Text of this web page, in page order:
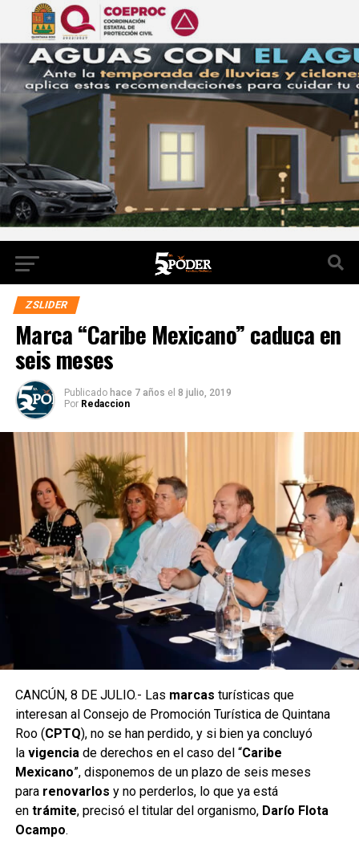
ZSLIDER
Marca “Caribe Mexicano” caduca en
seis meses
Publicado hace 7 años el 8 julio, 2019
Por Redaccion
CANCÚN, 8 DE JULIO.- Las marcas turísticas que
interesan al Consejo de Promoción Turística de Quintana
Roo (CPTQ), no se han perdido, y si bien ya concluyó
la vigencia de derechos en el caso del “Caribe
Mexicano”, disponemos de un plazo de seis meses
para renovarlos y no perderlos, lo que ya está
en trámite, precisó el titular del organismo, Darío Flota
Ocampo.